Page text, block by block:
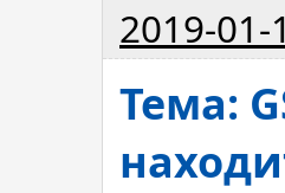
2019-01-
Тема: